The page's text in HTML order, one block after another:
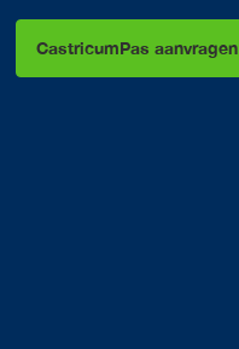
CastricumPas aanvragen